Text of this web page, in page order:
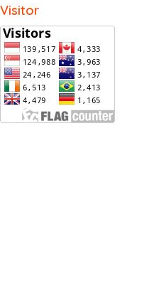
Visitor